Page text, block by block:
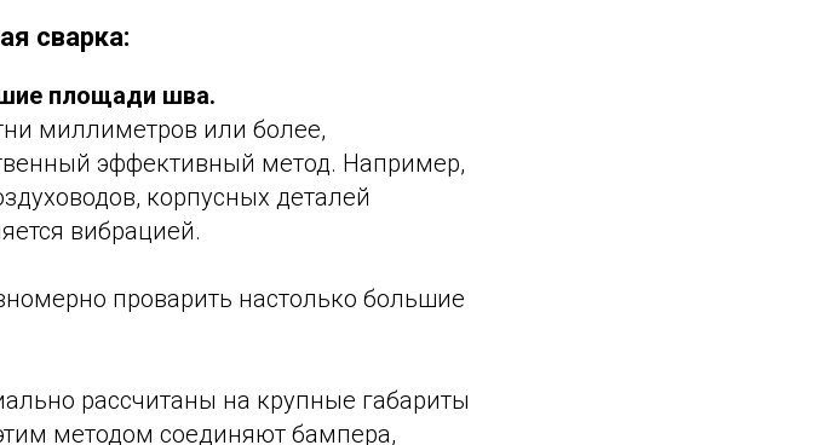
сварка:
площади шва.
миллиметров или более,
эффективный метод. Например,
корпусных деталей
вибрацией.
проварить настолько большие
рассчитаны на крупные габариты
методом соединяют бампера,